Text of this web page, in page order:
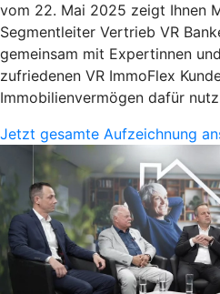
vom 22. Mai 2025 zeigt Ihnen
Segmentleiter Vertrieb VR
gemeinsam mit Expertinnen
zufriedenen VR ImmoFlex
Immobilienvermögen dafür
Jetzt gesamte Aufzeichnung